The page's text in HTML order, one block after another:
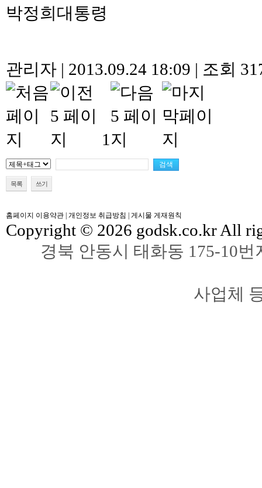
박정희대통령
관리자 | 2013.09.24 18:09 | 조회
1
목록 쓰기
홈페이지 이용약관 개인정보 취급방침 게시물 게재원칙
Copyright © 2026 godsk.co.kr All
경북 안동시 태화동 175-10
사업체